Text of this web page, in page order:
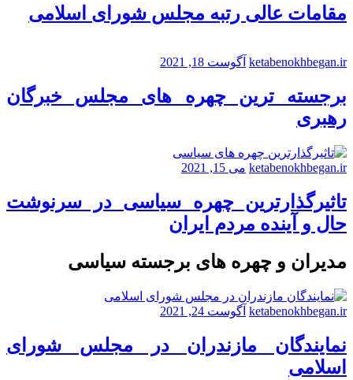
مقامات عالی رتبه مجلس شورای اسلامی
ketabenokhbegan.ir آگوست 18, 2021
برجسته ترین چهره های مجلس خبرگان
رهبری
ketabenokhbegan.ir می 15, 2021
تاثیرگذارترین چهره سیاسی در سرنوشت
حال و آینده مردم ایران
مدیران و چهره های برجسته سیاسی
ketabenokhbegan.ir آگوست 24, 2021
نمایندگان مازندران در مجلس شورای
اسلامی